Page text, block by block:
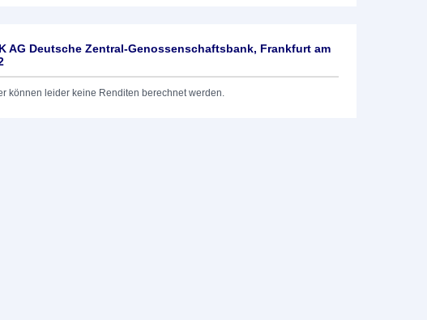
AG Deutsche Zentral-Genossenschaftsbank, Frankfurt am
können leider keine Renditen berechnet werden.